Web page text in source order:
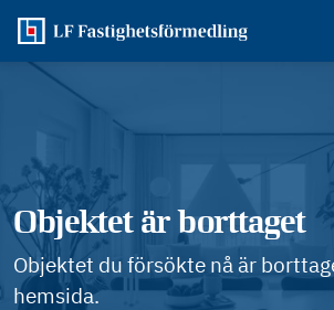
Objektet är borttaget
Objektet du försökte nå är
hemsida.